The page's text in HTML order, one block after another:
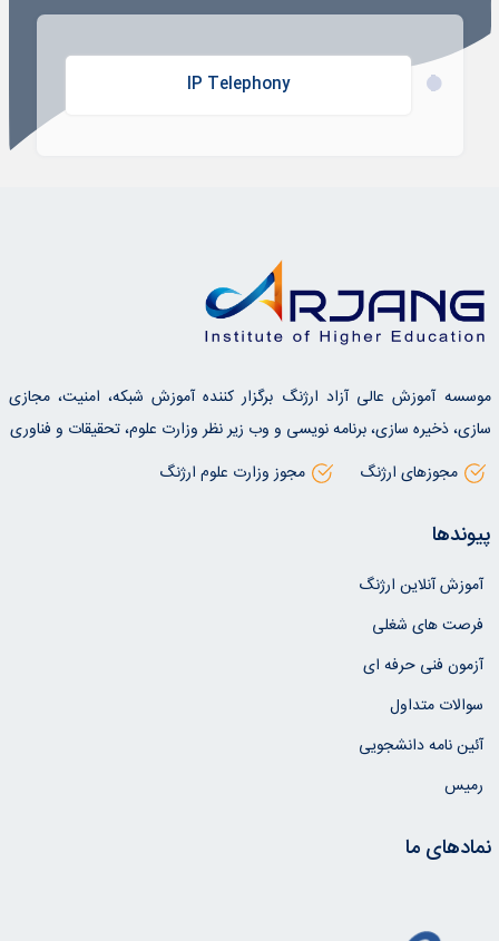
IP Telephony
موسسه آموزش عالی آزاد ارژنگ برگزار کننده آموزش شبکه، امنیت، مجازی
سازی، ذخیره سازی، برنامه نویسی و وب زیر نظر وزارت علوم، تحقیقات و فناوری
مجوزهای ارژنگ
مجوز وزارت علوم ارژنگ
پیوندها
آموزش آنلاین ارژنگ
فرصت های شغلی
آزمون فنی حرفه ای
سوالات متداول
آئین نامه دانشجویی
رمیس
نمادهای ما